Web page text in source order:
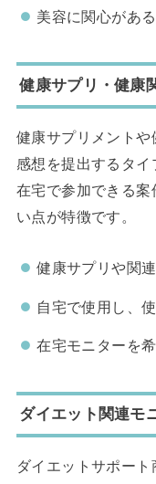
美容に関心があ
健康サプリ・健康
健康サプリメント
感想を提出するタイ
在宅で参加できる
い点が特徴です。
健康サプリや関
自宅で使用し、
在宅モニターを
ダイエット関連モ
ダイエットサポー